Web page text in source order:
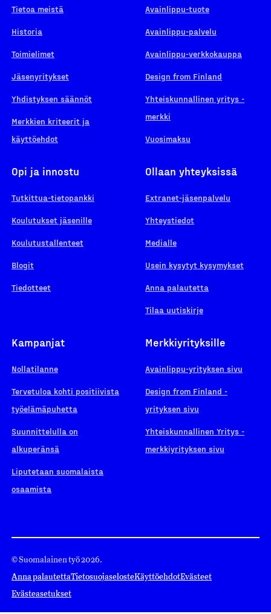
Tietoa meistä
Historia
Toimielimet
Jäsenyritykset
Yhdistyksen säännöt
Merkkien kriteerit ja
käyttöehdot
Avainlippu-tuote
Avainlippu-palvelu
Avainlippu-verkkokauppa
Design from Finland
Yhteiskunnallinen yritys -
merkki
Vuosimaksu
Opi ja innostu
Tutkittua-tietopankki
Koulutukset jäsenille
Koulutustallenteet
Blogit
Tiedotteet
Ollaan yhteyksissä
Extranet-jäsenpalvelu
Yhteystiedot
Medialle
Usein kysytyt kysymykset
Anna palautetta
Tilaa uutiskirje
Kampanjat
Nollatilanne
Tervetuloa kohti positiivista
työelämäpuhetta
Suunnittelulla on
alkuperänsä
Liputetaan suomalaista
osaamista
Merkkiyrityksille
Avainlippu-yrityksen sivu
Design from Finland -
yrityksen sivu
Yhteiskunnallinen Yritys -
merkkiyrityksen sivu
© Suomalainen työ 2026.
Anna palautettaTietosuojaselosteKäyttöehdotEvästeet
Evästeasetukset